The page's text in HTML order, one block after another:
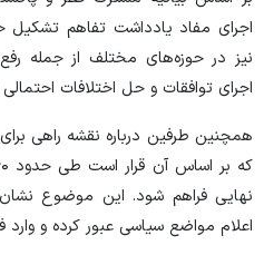
اجرای مفاد یادداشت تفاهم
نیز در حوزه‌های مختلف از جمله
اجرای توافقات و حل اختلافات
همچنین طرفین درباره نقشه راهی برای
نهایی فراهم شود. این موضوع
اعلام مواضع سیاسی عبور کرده و